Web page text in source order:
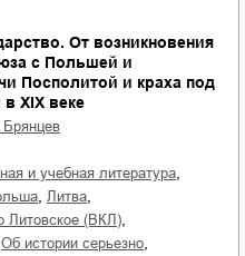
От возникновения
с Польшей и
Посполитой и краха под
XIX веке
Брянцев
и учебная литература
Литва
Литовское (ВКЛ)
об истории серьезно